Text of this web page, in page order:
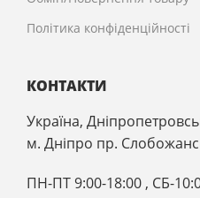
Політика конфіденційності
КОНТАКТИ
Україна,
м. Дніпро пр.
ПН-ПТ 9:00-18:00 , CБ-